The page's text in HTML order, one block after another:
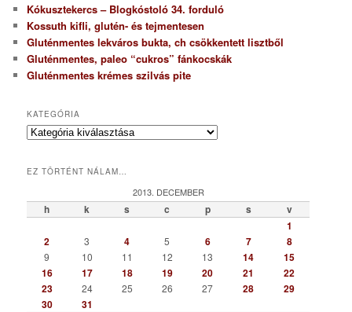
Kókusztekercs – Blogkóstoló 34. forduló
Kossuth kifli, glutén- és tejmentesen
Gluténmentes lekváros bukta, ch csökkentett lisztből
Gluténmentes, paleo “cukros” fánkocskák
Gluténmentes krémes szilvás pite
KATEGÓRIA
K
e
ó
r
EZ TÖRTÉNT NÁLAM…
2013. DECEMBER
h k s c p s v
1
2
3 4 5 6 7 8
9 10 11 12 13 14
15
16
17 18 19 20 21
22
23
24 25 26 27 28
29
30
31